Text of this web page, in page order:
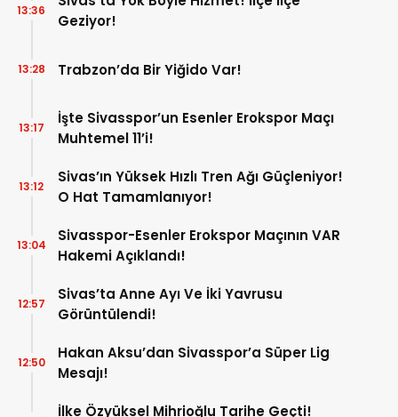
Geziyor!
13:36
Trabzon’da Bir Yiğido Var!
13:28
İşte Sivasspor’un Esenler Erokspor Maçı
Muhtemel 11’i!
13:17
Sivas’ın Yüksek Hızlı Tren Ağı Güçleniyor!
O Hat Tamamlanıyor!
13:12
Sivasspor-Esenler Erokspor Maçının VAR
Hakemi Açıklandı!
13:04
Sivas’ta Anne Ayı Ve İki Yavrusu
Görüntülendi!
12:57
Hakan Aksu’dan Sivasspor’a Süper Lig
Mesajı!
12:50
İlke Özyüksel Mihrioğlu Tarihe Geçti!